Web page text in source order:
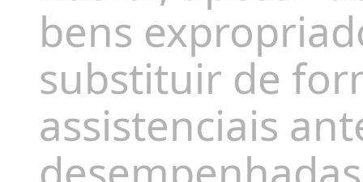
bens
substituir de
assistenciais